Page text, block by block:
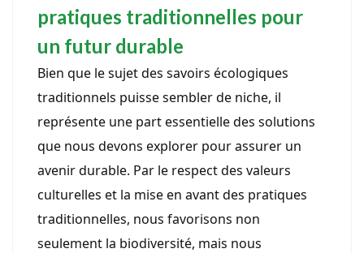
pratiques traditionnelles pour
un futur durable
Bien que le sujet des savoirs écologiques
traditionnels puisse sembler de niche, il
représente une part essentielle des solutions
que nous devons explorer pour assurer un
avenir durable. Par le respect des valeurs
culturelles et la mise en avant des pratiques
traditionnelles, nous favorisons non
seulement la biodiversité, mais nous